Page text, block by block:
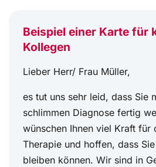
Beispiel einer Karte für
Kollegen
Lieber Herr/ Frau Müller,
es tut uns sehr leid, dass Sie
schlimmen Diagnose fertig
wünschen Ihnen viel Kraft für
Therapie und hoffen, dass
bleiben können. Wir sind in